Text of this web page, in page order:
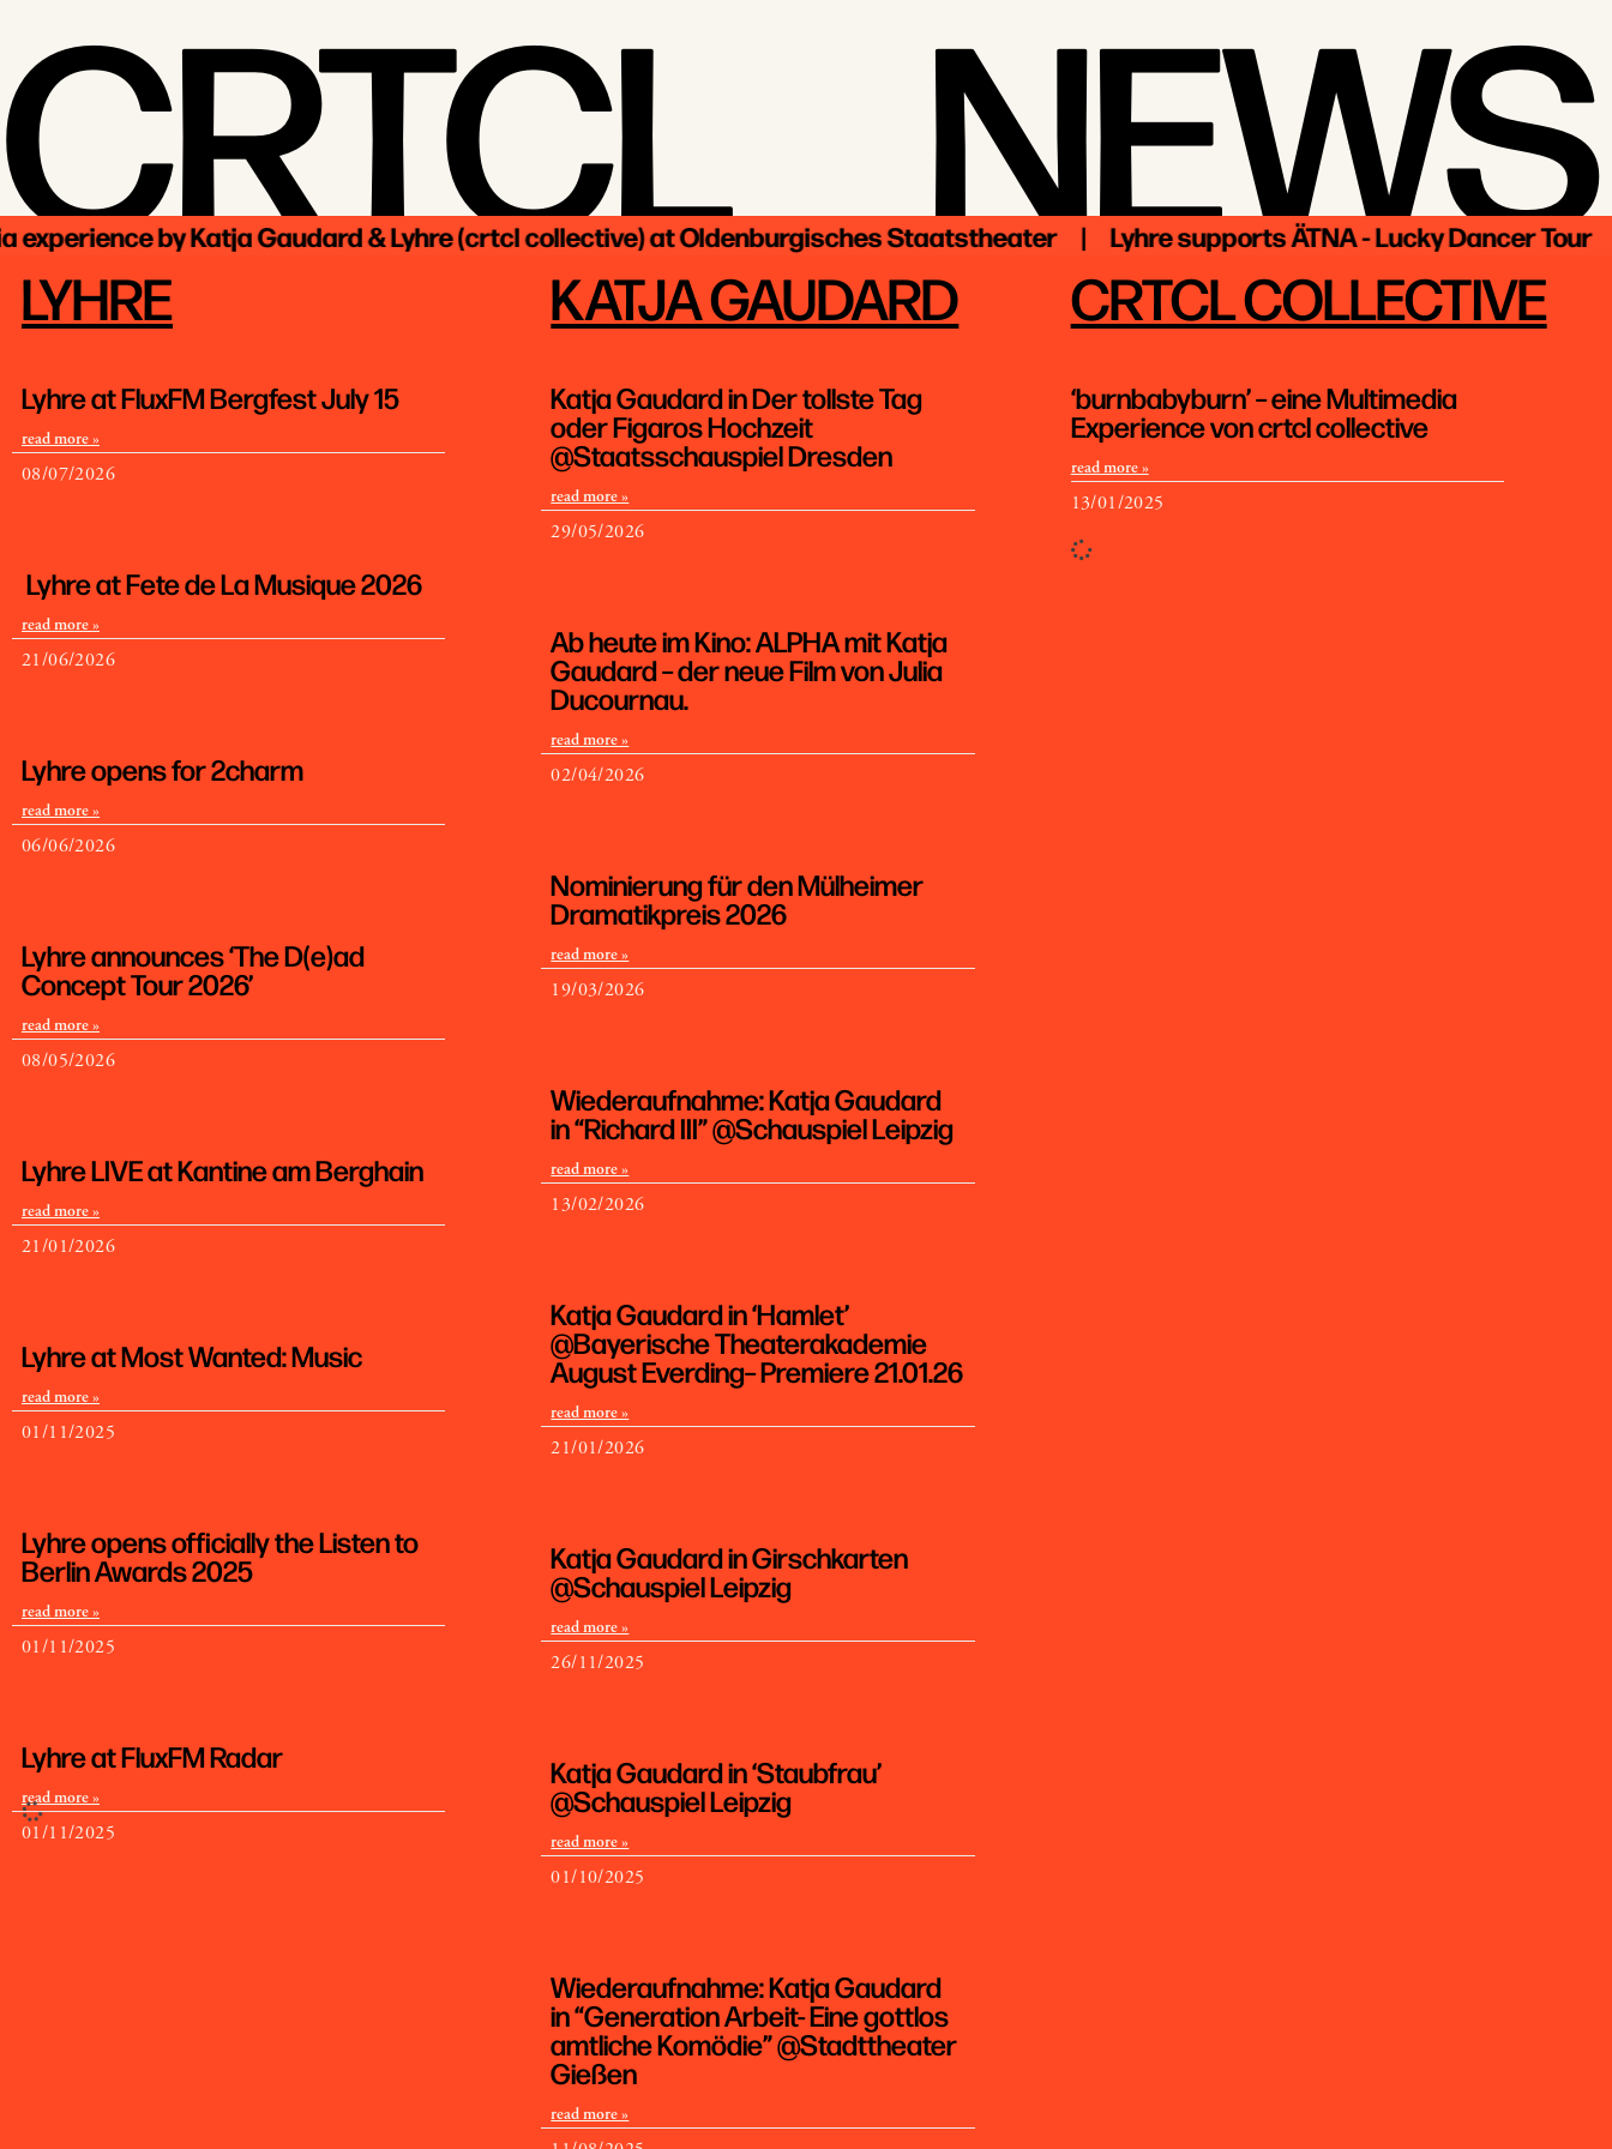
CRTCL NEWS
by Katja Gaudard & Lyhre (crtcl collective) at Oldenburgisches Staatstheater | Lyhre supports ÄTNA - Lucky Dancer Tour |
LYHRE KATJA GAUDARD CRTCL COLLECTIVE
Lyhre at FluxFM Bergfest July 15
read more »
08/07/2026
Lyhre at Fete de La Musique 2026
read more »
21/06/2026
Lyhre opens for 2charm
read more »
06/06/2026
Lyhre announces ‘The D(e)ad
Concept Tour 2026’
read more »
08/05/2026
Lyhre LIVE at Kantine am Berghain
read more »
21/01/2026
Lyhre at Most Wanted: Music
read more »
01/11/2025
Lyhre opens officially the Listen to
Berlin Awards 2025
read more »
01/11/2025
Lyhre at FluxFM Radar
read more »
01/11/2025
Katja Gaudard in Der tollste Tag
oder Figaros Hochzeit
@Staatsschauspiel Dresden
read more »
29/05/2026
Ab heute im Kino: ALPHA mit Katja
Gaudard – der neue Film von Julia
Ducournau.
read more »
02/04/2026
Nominierung für den Mülheimer
Dramatikpreis 2026
read more »
19/03/2026
Wiederaufnahme: Katja Gaudard
in “Richard III” @Schauspiel Leipzig
read more »
13/02/2026
Katja Gaudard in ‘Hamlet’
@Bayerische Theaterakademie
August Everding– Premiere 21.01.26
read more »
21/01/2026
Katja Gaudard in Girschkarten
@Schauspiel Leipzig
read more »
26/11/2025
Katja Gaudard in ‘Staubfrau’
@Schauspiel Leipzig
read more »
01/10/2025
Wiederaufnahme: Katja Gaudard
in “Generation Arbeit- Eine gottlos
amtliche Komödie” @Stadttheater
Gießen
read more »
‘burnbabyburn’ – eine Multimedia
Experience von crtcl collective
read more »
13/01/2025